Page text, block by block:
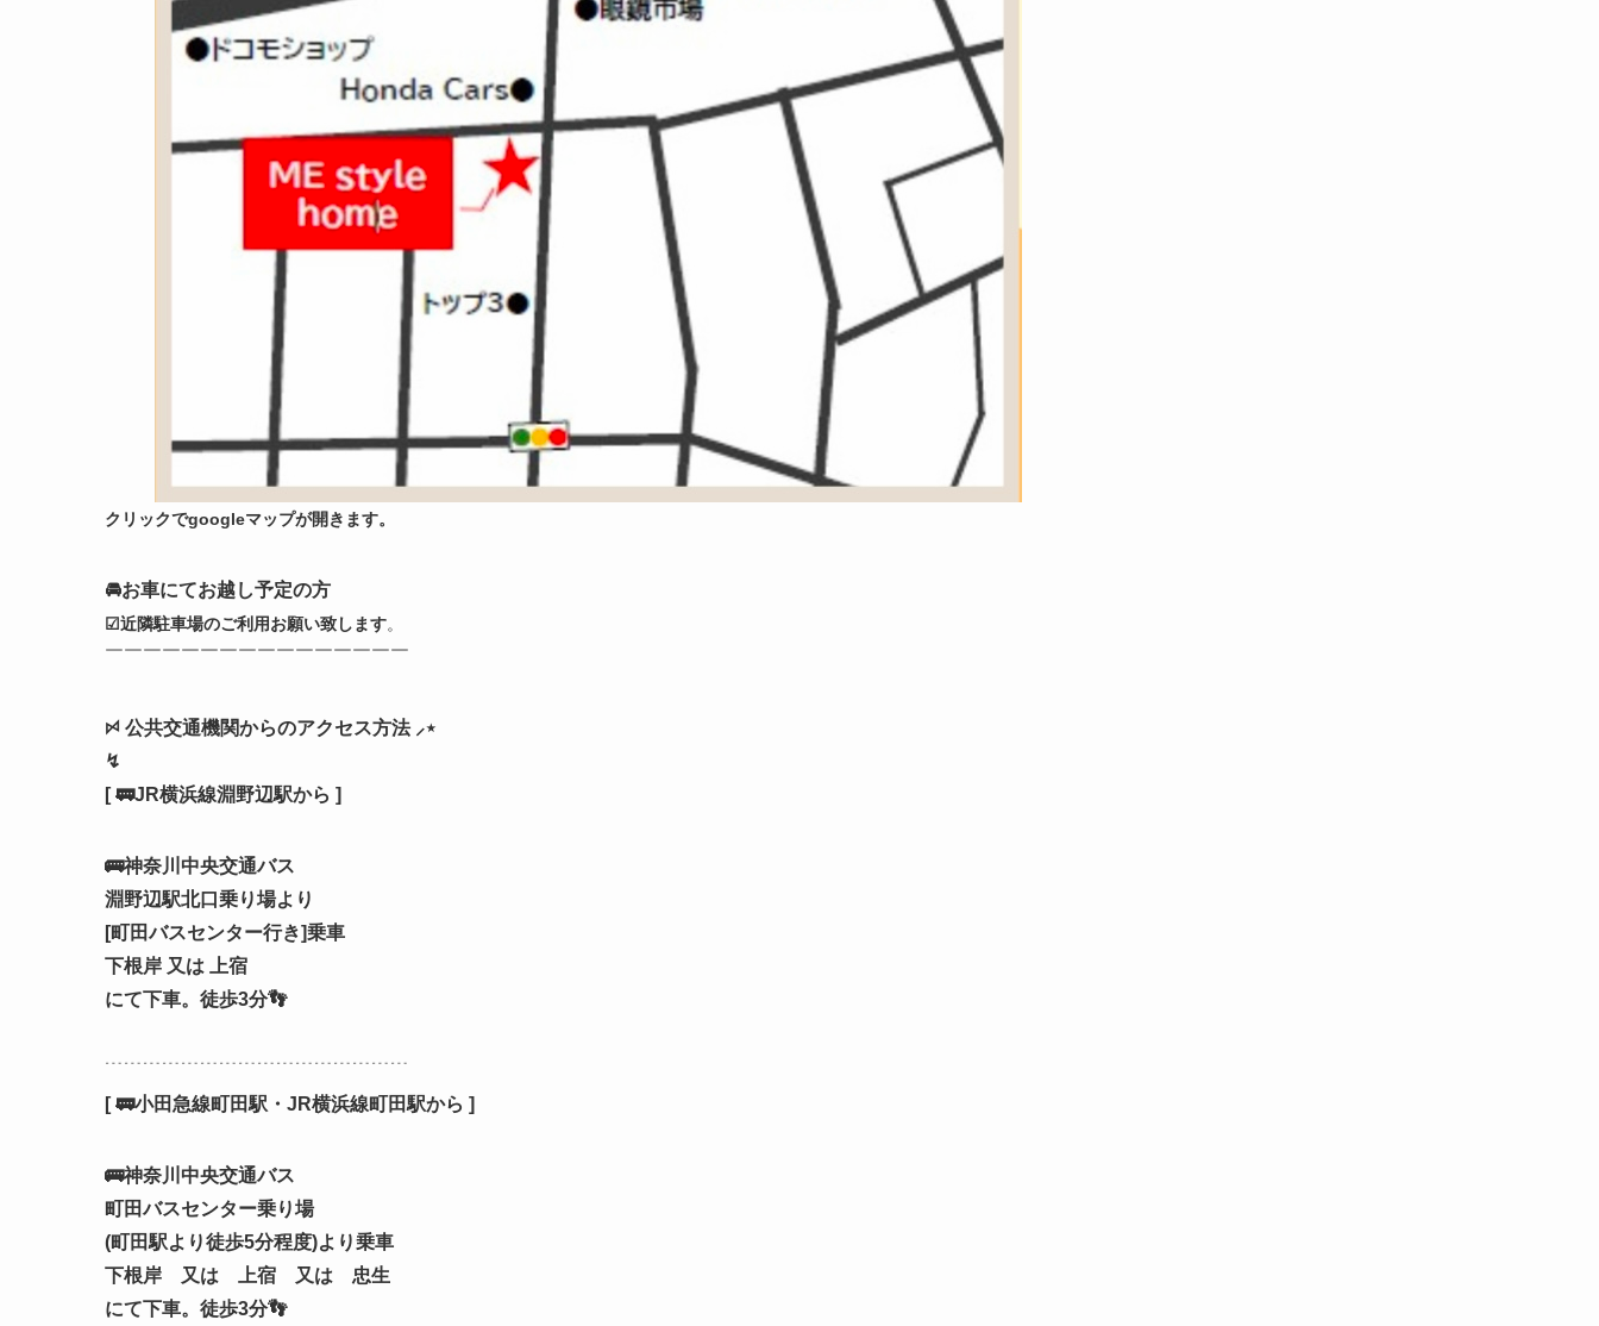
クリックでgoogleマップが開きます。
🚘お車にてお越し予定の方
☑近隣駐車場のご利用お願い致します。
￣￣￣￣￣￣￣￣￣￣￣￣￣￣￣￣
ꗯ 公共交通機関からのアクセス方法 ⸝⋆
↯︎
[ 🚃JR横浜線淵野辺駅から ]
🚌神奈川中央交通バス
淵野辺駅北口乗り場より
[町田バスセンター行き]乗車
下根岸 又は 上宿
にて下車。徒歩3分👣
﹉﹉﹉﹉﹉﹉﹉﹉﹉﹉﹉﹉﹉﹉﹉﹉
[ 🚃小田急線町田駅・JR横浜線町田駅から ]
🚌神奈川中央交通バス
町田バスセンター乗り場
(町田駅より徒歩5分程度)より乗車
下根岸 又は 上宿 又は 忠生
にて下車。徒歩3分👣